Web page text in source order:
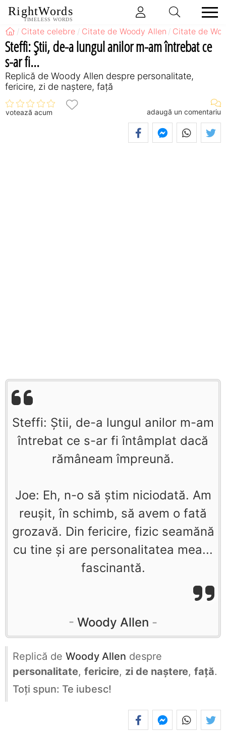
RightWords
TIMELESS WORDS
Citate celebre Citate de Woody Allen Citate de
Steffi: Ştii, de-a lungul anilor m-am întrebat ce
s-ar fi...
Replică de Woody Allen despre personalitate,
fericire, zi de naștere, față
votează acum adaugă un comentariu
Steffi: Ştii, de-a lungul anilor m-am
întrebat ce s-ar fi întâmplat dacă
rămâneam împreună.
Joe: Eh, n-o să ştim niciodată. Am
reuşit, în schimb, să avem o fată
grozavă. Din fericire, fizic seamănă
cu tine şi are personalitatea mea...
fascinantă.
Woody Allen
Replică de Woody Allen despre
personalitate, fericire, zi de naștere, față.
Toţi spun: Te iubesc!